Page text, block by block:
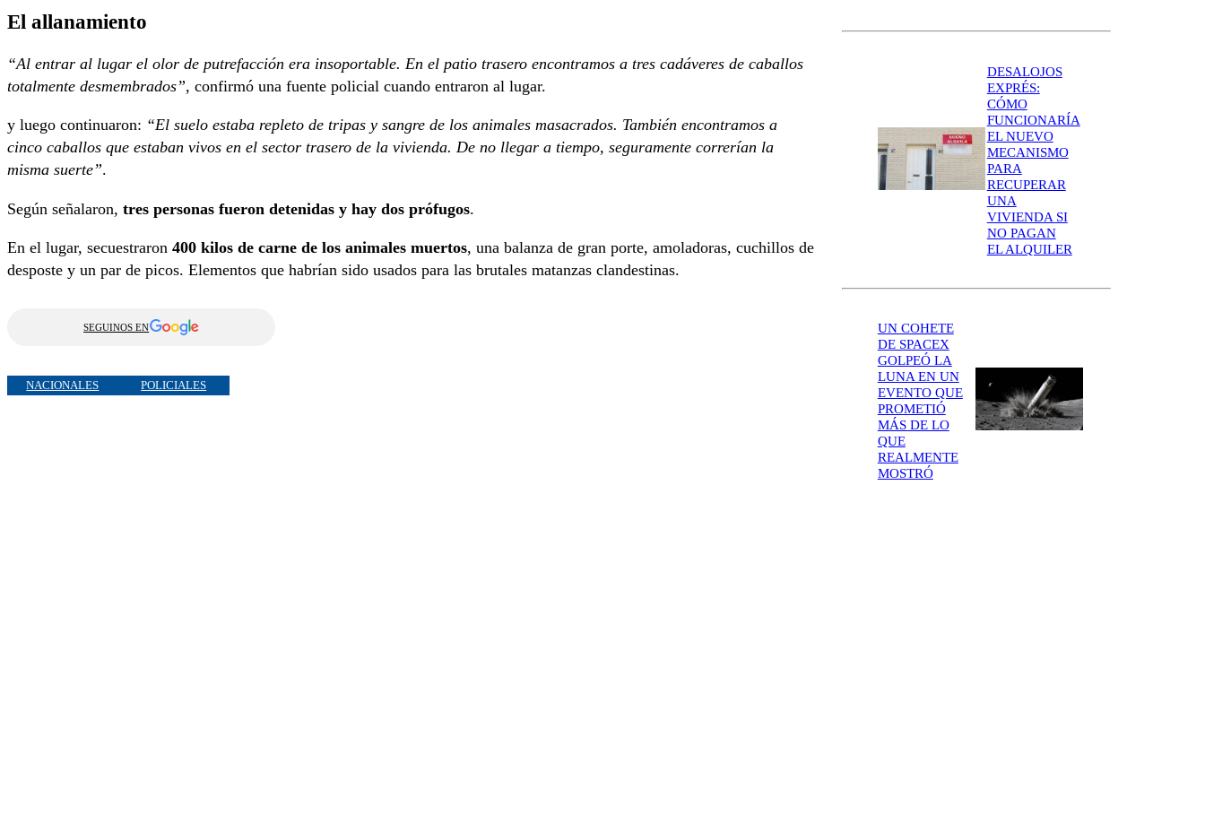
El allanamiento
“Al entrar al lugar el olor de putrefacción era insoportable. En el patio trasero encontramos a tres cadáveres de caballos
totalmente desmembrados”, confirmó una fuente policial cuando entraron al lugar.
y luego continuaron: “El suelo estaba repleto de tripas y sangre de los animales masacrados. También encontramos a
cinco caballos que estaban vivos en el sector trasero de la vivienda. De no llegar a tiempo, seguramente correrían la
misma suerte”.
Según señalaron, tres personas fueron detenidas y hay dos prófugos.
En el lugar, secuestraron 400 kilos de carne de los animales muertos, una balanza de gran porte, amoladoras, cuchillos de
desposte y un par de picos. Elementos que habrían sido usados para las brutales matanzas clandestinas.
SEGUINOS EN
NACIONALES POLICIALES
DESALOJOS
EXPRÉS:
CÓMO
FUNCIONARÍA
EL NUEVO
MECANISMO
PARA
RECUPERAR
UNA
VIVIENDA SI
NO PAGAN
EL ALQUILER
UN COHETE
DE SPACEX
GOLPEÓ LA
LUNA EN UN
EVENTO QUE
PROMETIÓ
MÁS DE LO
QUE
REALMENTE
MOSTRÓ